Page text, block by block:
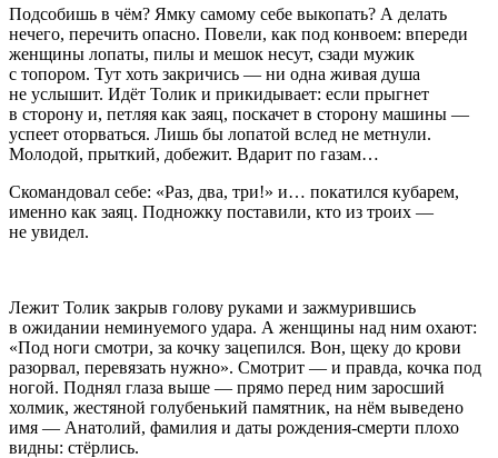
Подсобишь в чём? Ямку самому себе выкопать? А делать
нечего, перечить опасно. Повели, как под конвоем: впереди
женщины лопаты, пилы и мешок несут, сзади мужик
с топором. Тут хоть закричись — ни одна живая душа
не услышит. Идёт Толик и прикидывает: если прыгнет
в сторону и, петляя как заяц, поскачет в сторону машины —
успеет оторваться. Лишь бы лопатой вслед не метнули.
Молодой, прыткий, добежит. Вдарит по газам…
Скомандовал себе: «Раз, два, три!» и… покатился кубарем,
именно как заяц. Подножку поставили, кто из троих —
не увидел.
Лежит Толик закрыв голову руками и зажмурившись
в ожидании неминуемого удара. А женщины над ним охают:
«Под ноги смотри, за кочку зацепился. Вон, щеку до крови
разорвал, перевязать нужно». Смотрит — и правда, кочка под
ногой. Поднял глаза выше — прямо перед ним заросший
холмик, жестяной голубенький памятник, на нём выведено
имя — Анатолий, фамилия и даты рождения-смерти плохо
видны: стёрлись.